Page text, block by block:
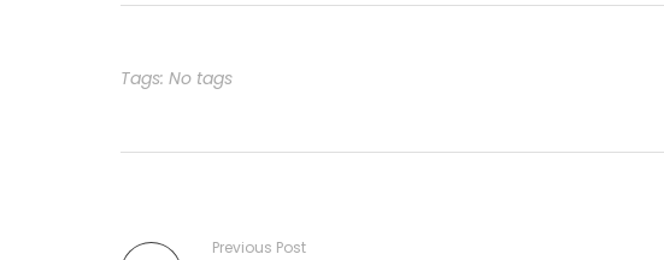
Tags: No tags
Previous Post